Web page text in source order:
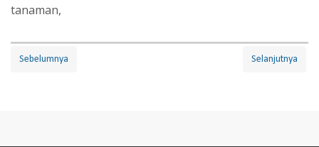
tanaman,
Sebelumnya Selanjutnya